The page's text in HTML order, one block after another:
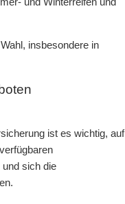
insbesondere in
ist es wichtig, auf
sich die